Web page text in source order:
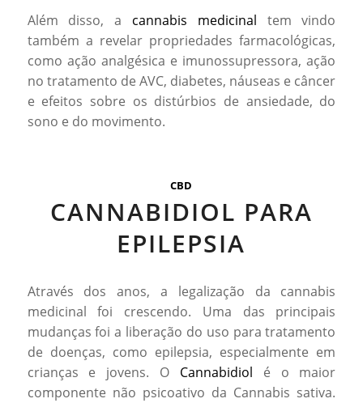
Além disso, a cannabis medicinal tem vindo
também a revelar propriedades farmacológicas,
como ação analgésica e imunossupressora, ação
no tratamento de AVC, diabetes, náuseas e câncer
e efeitos sobre os distúrbios de ansiedade, do
sono e do movimento.
CBD
CANNABIDIOL PARA
EPILEPSIA
Através dos anos, a legalização da cannabis
medicinal foi crescendo. Uma das principais
mudanças foi a liberação do uso para tratamento
de doenças, como epilepsia, especialmente em
crianças e jovens. O Cannabidiol é o maior
componente não psicoativo da Cannabis sativa.